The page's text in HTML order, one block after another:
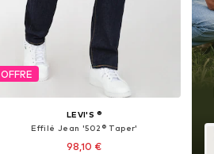
OFFRE
LEVI'S ®
Effilé Jean '502® Taper'
98,10 €